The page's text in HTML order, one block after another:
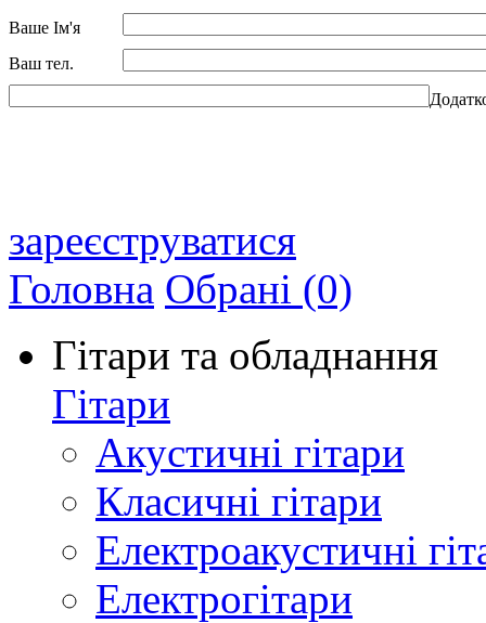
Ваше Ім'я
Ваш тел.
зареєструватися
Головна Обрані (0)
Гітари та обладнання
Гітари
Акустичні гітари
Класичні гітари
Електроакустичні
Електрогітари